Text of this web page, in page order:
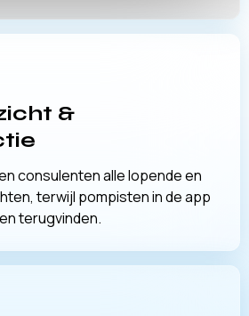
&
consulenten alle lopende en
terwijl pompisten in de app
terugvinden.